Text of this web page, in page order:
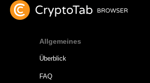
Allgemeines
Überblick
FAQ